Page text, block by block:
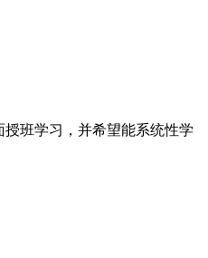
班学习，并希望能系统性学